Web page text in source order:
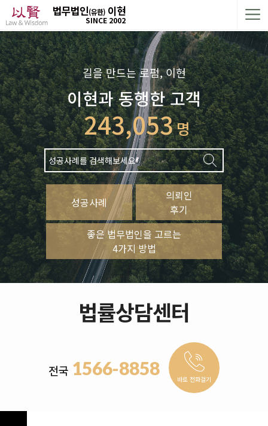
법무법인(유한) 이현
SINCE 2002
길을 만드는 로펌, 이현
이현과 동행한 고객
243,053명
성공사례
의뢰인
후기
좋은 법무법인을 고르는
4가지 방법
법률상담센터
전국 1566-8858
바로 전화걸기